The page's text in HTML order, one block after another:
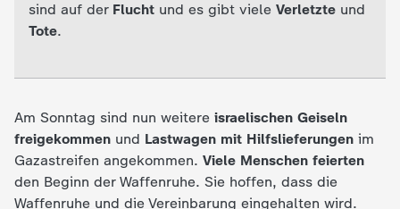
D
sind auf der Flucht und es gibt viele Verletzte und
Tote.
Am Sonntag sind nun weitere israelischen Geiseln
freigekommen und Lastwagen mit Hilfslieferungen im
Gazastreifen angekommen. Viele Menschen feierten
den Beginn der Waffenruhe. Sie hoffen, dass die
Waffenruhe und die Vereinbarung eingehalten wird.